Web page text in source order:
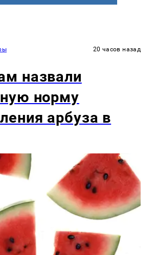
20 часов назад
назвали
норму
арбуза в